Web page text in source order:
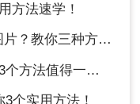
方法速学！
三种方法轻松搞定！
法值得一试！
个实用方法！